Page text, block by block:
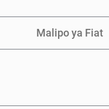
Malipo ya Fiat